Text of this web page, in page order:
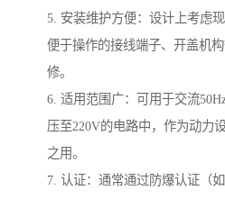
5. 安装维护方便：设计上考虑
便于操作的接线端子、开盖机
修。
6. 适用范围广：可用于交流
压至220V的电路中，作为动力
之用。
7. 认证：通常通过防爆认证（